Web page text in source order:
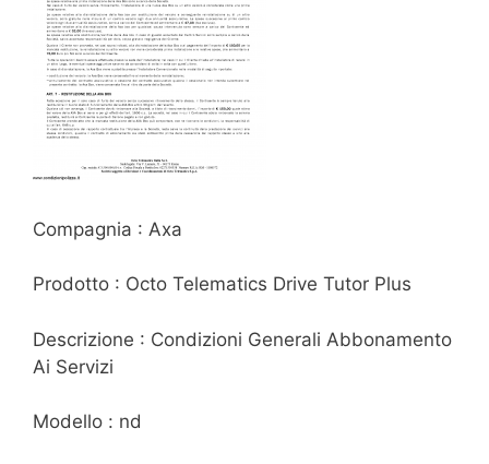
Compagnia : Axa
Prodotto : Octo Telematics Drive Tutor Plus
Descrizione : Condizioni Generali Abbonamento
Ai Servizi
Modello : nd